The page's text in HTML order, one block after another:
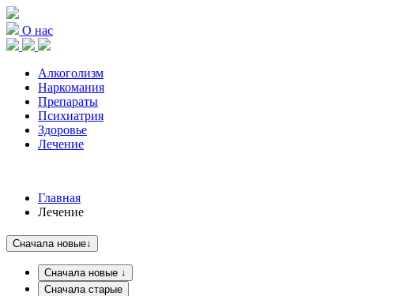
О нас
Алкоголизм
Наркомания
Препараты
Психиатрия
Здоровье
Лечение
Главная
Лечение
Сначала новые↓
Сначала новые ↓
Сначала старые